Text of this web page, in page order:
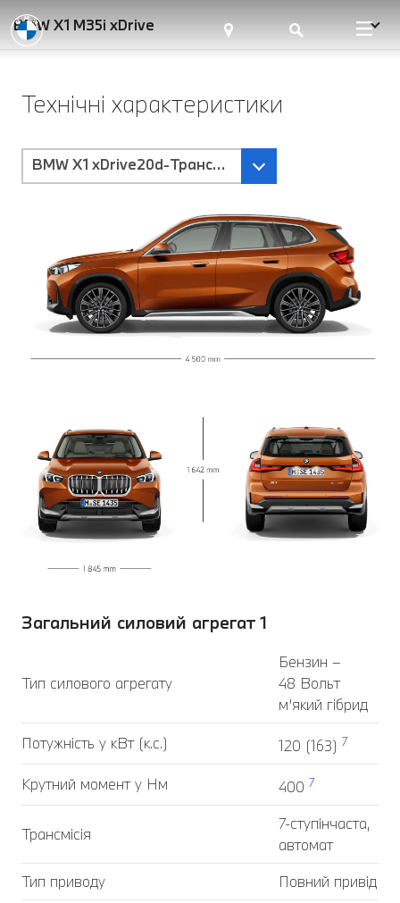
BMW X1 M35i xDrive
Технічні характеристики
BMW X1 xDrive20d-Трансмісія Steptronic з
Загальний силовий агрегат 1
Тип силового агрегату
Бензин –
48 Вольт
м’який гібрид
Потужність у кВт (к.с.) 120 (163) 7
Крутний момент у Нм 400 7
Трансмісія
7-ступінчаста,
автомат
Тип приводу
Повний привід